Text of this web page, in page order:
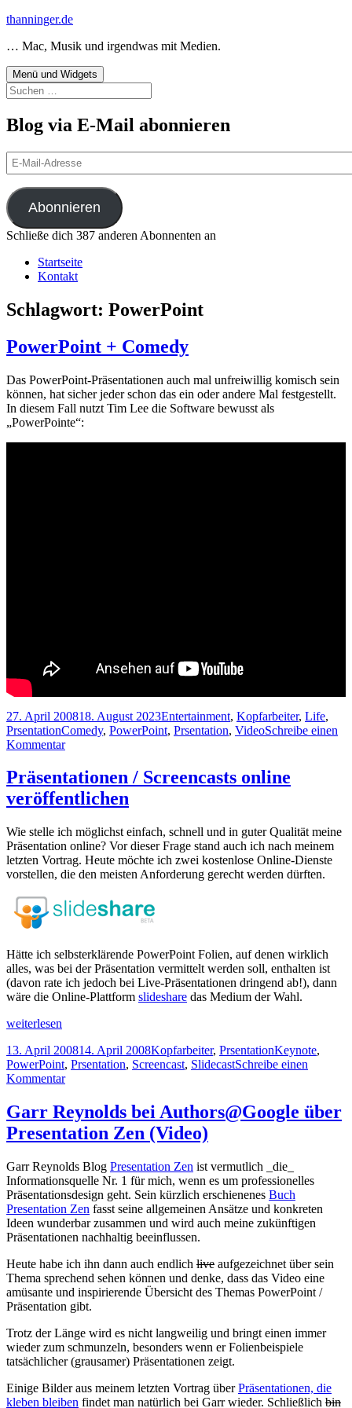
Zum
springen
thanninger.de
… Mac, Musik und irgendwas mit Medien.
Menü und Widgets
Suchen
nach:
Blog via E-Mail abonnieren
E-
Mail-
Adresse
Abonnieren
Schließe dich 387 anderen Abonnenten an
Startseite
Kontakt
Schlagwort: PowerPoint
PowerPoint + Comedy
Das PowerPoint-Präsentationen auch mal unfreiwillig komisch sein
können, hat sicher jeder schon das ein oder andere Mal festgestellt.
In diesem Fall nutzt Tim Lee die Software bewusst als
„PowerPointe“:
Veröffentlicht
am
27. April 200818. August 2023Kategorien
Entertainment, Kopfarbeiter, Life,
PrsentationSchlagwörter
Comedy, PowerPoint, Prsentation, VideoSchreibe einen
Kommentarzu
+
Comedy
Präsentationen / Screencasts online
veröffentlichen
Wie stelle ich möglichst einfach, schnell und in guter Qualität meine
Präsentation online? Vor dieser Frage stand auch ich nach meinem
letzten Vortrag. Heute möchte ich zwei kostenlose Online-Dienste
vorstellen, die den meisten Anforderung gerecht werden dürften.
Hätte ich selbsterklärende PowerPoint Folien, auf denen wirklich
alles, was bei der Präsentation vermittelt werden soll, enthalten ist
(davon rate ich jedoch bei Live-Präsentationen dringend ab!), dann
wäre die Online-Plattform slideshare das Medium der Wahl.
Präsentationen
Screencasts
online
veröffentlichen
weiterlesen
Veröffentlicht
am
13. April 200814. April 2008Kategorien
Kopfarbeiter, PrsentationSchlagwörter
Keynote,
PowerPoint, Prsentation, Screencast, SlidecastSchreibe einen
Kommentarzu
Screencasts
online
Garr Reynolds bei Authors@Google über
Presentation Zen (Video)
Garr Reynolds Blog Presentation Zen ist vermutlich _die_
Informationsquelle Nr. 1 für mich, wenn es um professionelles
Präsentationsdesign geht. Sein kürzlich erschienenes Buch
Presentation Zen fasst seine allgemeinen Ansätze und konkreten
Ideen wunderbar zusammen und wird auch meine zukünftigen
Präsentationen nachhaltig beeinflussen.
Heute habe ich ihn dann auch endlich live aufgezeichnet über sein
Thema sprechend sehen können und denke, dass das Video eine
amüsante und inspirierende Übersicht des Themas PowerPoint /
Präsentation gibt.
Trotz der Länge wird es nicht langweilig und bringt einen immer
wieder zum schmunzeln, besonders wenn er Folienbeispiele
tatsächlicher (grausamer) Präsentationen zeigt.
Einige Bilder aus meinem letzten Vortrag überPräsentationen, die
kleben bleiben findet man natürlich bei Garr wieder. Schließlich bin